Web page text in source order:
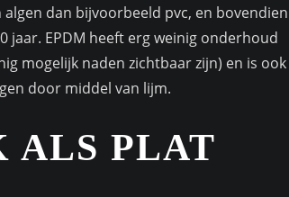
dan bijvoorbeeld pvc, en bovendien
jaar. EPDM heeft erg weinig onderhoud
mogelijk naden zichtbaar zijn) en is ook
door middel van lijm.
ALS PLAT